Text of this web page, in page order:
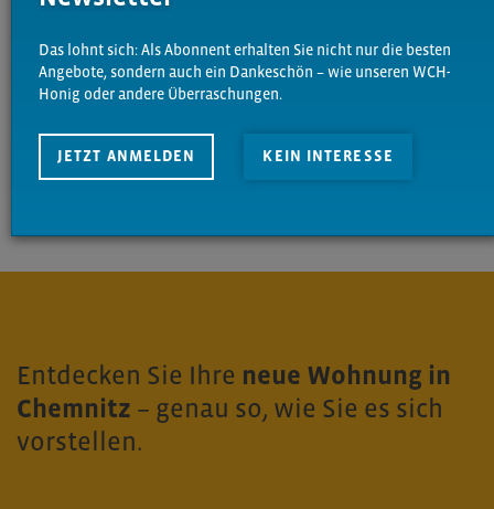
Entdecken Sie Ihre neue Wohnung in
Chemnitz – genau so, wie Sie es sich
vorstellen.
Das lohnt sich: Als Abonnent erhalten Sie nicht nur die besten
Angebote, sondern auch ein Dankeschön – wie unseren WCH-
Honig oder andere Überraschungen.
JETZT ANMELDEN KEIN INTERESSE